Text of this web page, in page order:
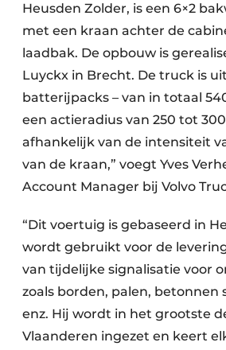
Heusden Zolder, is een 6×2
met een kraan achter de
laadbak. De opbouw is
Luyckx in Brecht. De truck is
batterijpacks – van in totaal
een actieradius van 250 tot
afhankelijk van de intensiteit
van de kraan,” voegt Yves
Account Manager bij Volvo
“Dit voertuig is gebaseerd in
wordt gebruikt voor de
van tijdelijke signalisatie voor
zoals borden, palen, betonnen
enz. Hij wordt in het grootste
Vlaanderen ingezet en keert